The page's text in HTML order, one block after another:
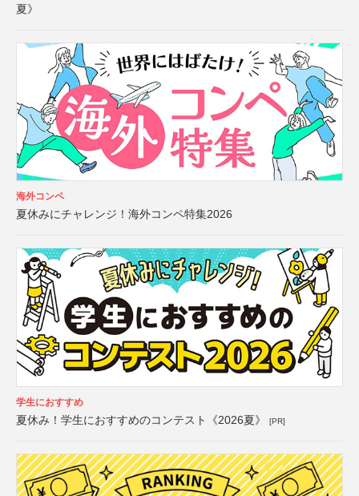
夏》
海外コンペ
夏休みにチャレンジ！海外コンペ特集2026
学生におすすめ
夏休み！学生におすすめのコンテスト《2026夏》 [PR]